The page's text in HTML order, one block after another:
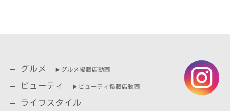
グルメ ▶︎グルメ掲載店動画
ビューティ ▶︎ビューティ掲載店動画
ライフスタイル